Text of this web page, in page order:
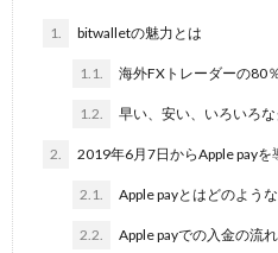
1. bitwalletの魅力とは
1.1. 海外FXトレーダーの80
1.2. 早い、安い、いろいろ
2. 2019年6月7日からApple payを
2.1. Apple payとはどのよう
2.2. Apple payでの入金の流れ